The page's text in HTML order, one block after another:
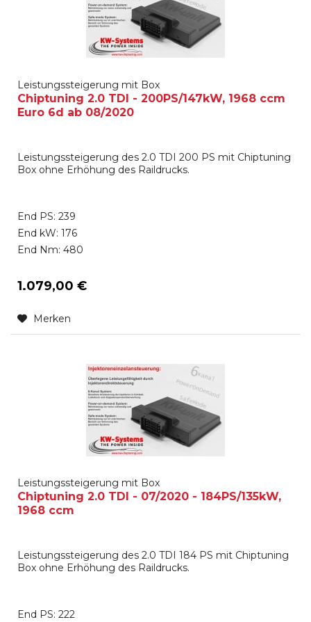
Leistungssteigerung mit Box
Chiptuning 2.0 TDI - 200PS/147kW, 1968 ccm
Euro 6d ab 08/2020
Leistungssteigerung des 2.0 TDI 200 PS mit Chiptuning
Box ohne Erhöhung des Raildrucks.
End PS: 239
End kW: 176
End Nm: 480
1.079,00 €
Merken
Leistungssteigerung mit Box
Chiptuning 2.0 TDI - 07/2020 - 184PS/135kW,
1968 ccm
Leistungssteigerung des 2.0 TDI 184 PS mit Chiptuning
Box ohne Erhöhung des Raildrucks.
End PS: 222